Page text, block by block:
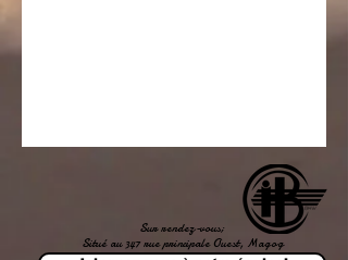
Sur rendez-vous;
Situé au 347 rue principale Ouest, Magog